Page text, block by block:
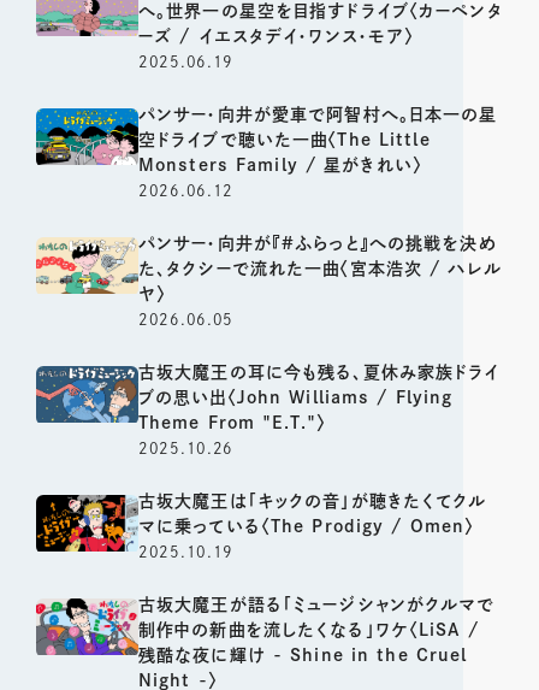
へ。世界一の星空を目指すドライブ〈カーペンタ
ーズ / イエスタデイ・ワンス・モア〉
2025.06.19
パンサー・向井が愛車で阿智村へ。日本一の星
空ドライブで聴いた一曲〈The Little
Monsters Family / 星がきれい〉
2026.06.12
パンサー・向井が『#ふらっと』への挑戦を決め
た、タクシーで流れた一曲〈宮本浩次 / ハレル
ヤ〉
2026.06.05
古坂大魔王の耳に今も残る、夏休み家族ドライ
ブの思い出〈John Williams / Flying
Theme From "E.T."〉
2025.10.26
古坂大魔王は「キックの音」が聴きたくてクル
マに乗っている〈The Prodigy / Omen〉
2025.10.19
古坂大魔王が語る「ミュージシャンがクルマで
制作中の新曲を流したくなる」ワケ〈LiSA /
残酷な夜に輝け - Shine in the Cruel
Night -〉